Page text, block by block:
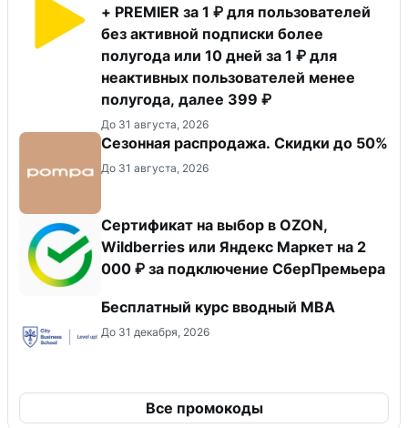
+ PREMIER за 1 ₽ для пользователей
без активной подписки более
полугода или 10 дней за 1 ₽ для
неактивных пользователей менее
полугода, далее 399 ₽
До 31 августа, 2026
Сезонная распродажа. Скидки до 50%
До 31 августа, 2026
Сертификат на выбор в OZON,
Wildberries или Яндекс Маркет на 2
000 ₽ за подключение СберПремьера
Бесплатный курс вводный МВА
До 31 декабря, 2026
Все промокоды